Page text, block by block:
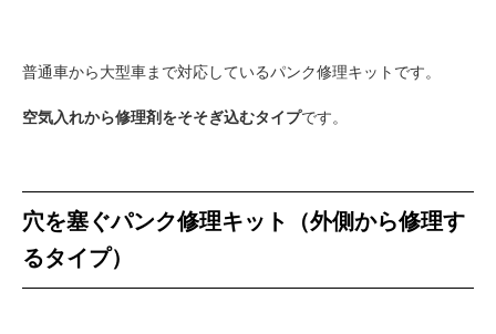
普通車から大型車まで対応しているパンク修理キットです。
空気入れから修理剤をそそぎ込むタイプです。
穴を塞ぐパンク修理キット（外側から修理す
るタイプ）